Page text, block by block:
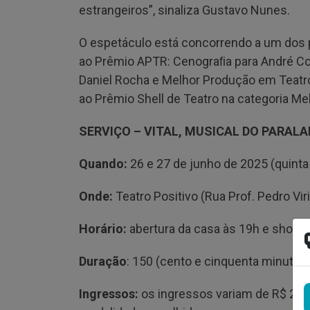
estrangeiros”, sinaliza Gustavo Nunes.
O espetáculo está concorrendo a um
ao Prêmio APTR: Cenograﬁa para André
Daniel Rocha e Melhor Produção em
ao Prêmio Shell de Teatro na categoria
SERVIÇO – VITAL, MUSICAL DO
Quando: 26 e 27 de junho de 2025
Onde: Teatro Positivo (Rua Prof. Pedro
Horário: abertura da casa às 19h e show
Duração: 150 (cento e cinquenta
Ingressos: os ingressos variam de R$ 21